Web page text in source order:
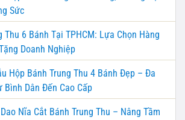
Sức
Thu 6 Bánh Tại TPHCM: Lựa Chọn Hàng
Doanh Nghiệp
Hộp Bánh Trung Thu 4 Bánh Đẹp – Đa
Bình Dân Đến Cao Cấp
Nĩa Cắt Bánh Trung Thu – Nâng Tầm